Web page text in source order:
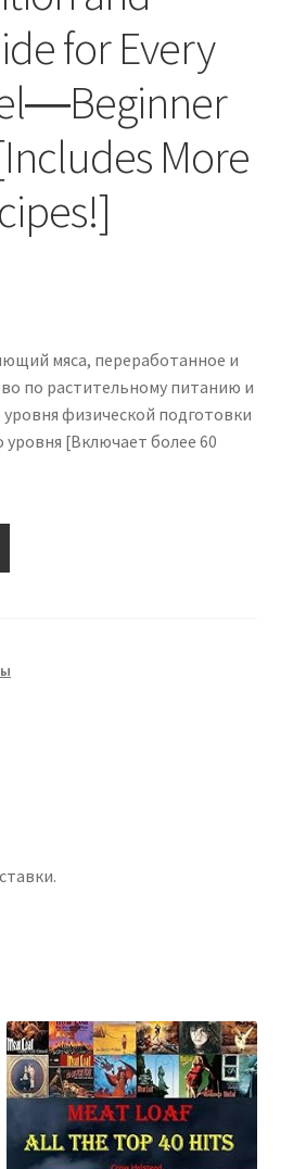
for Every
More
мяса, переработанное и
по растительному питанию и
физической подготовки
[Включает более 60